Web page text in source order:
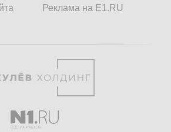
Реклама на E1.RU